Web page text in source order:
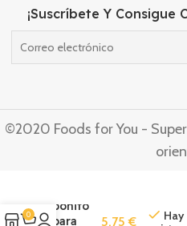
¡Suscríbete Y Consigue
©2020 Foods for You -
bonito
para
5,75€
Hay
0